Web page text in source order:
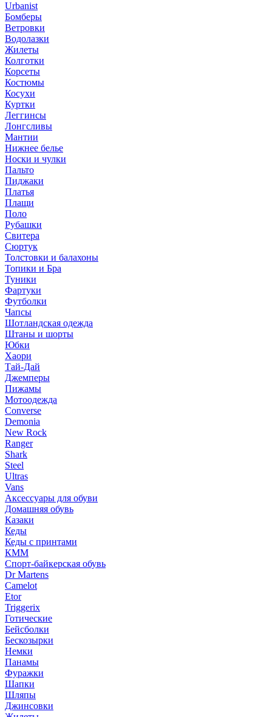
Urbanist
Бомберы
Ветровки
Водолазки
Жилеты
Колготки
Корсеты
Костюмы
Косухи
Куртки
Леггинсы
Лонгсливы
Мантии
Нижнее белье
Носки и чулки
Пальто
Пиджаки
Платья
Плащи
Поло
Рубашки
Свитера
Сюртук
Толстовки и балахоны
Топики и Бра
Туники
Фартуки
Футболки
Чапсы
Шотландская одежда
Штаны и шорты
Юбки
Хаори
Тай-Дай
Джемперы
Пижамы
Мотоодежда
Converse
Demonia
New Rock
Ranger
Shark
Steel
Ultras
Vans
Аксессуары для обуви
Домашняя обувь
Казаки
Кеды
Кеды с принтами
КММ
Спорт-байкерская обувь
Dr Martens
Camelot
Etor
Triggerix
Готические
Бейсболки
Бескозырки
Немки
Панамы
Фуражки
Шапки
Шляпы
Джинсовки